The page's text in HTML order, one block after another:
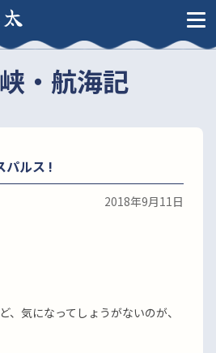
・航海記
パルス !
2018年9月11日
、気になってしょうがないのが、